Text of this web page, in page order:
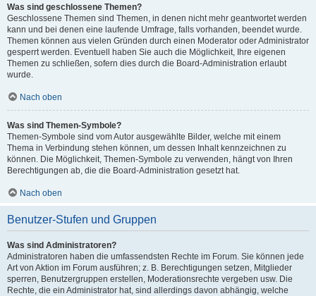
Was sind geschlossene Themen?
Geschlossene Themen sind Themen, in denen nicht mehr geantwortet werden
kann und bei denen eine laufende Umfrage, falls vorhanden, beendet wurde.
Themen können aus vielen Gründen durch einen Moderator oder Administrator
gesperrt werden. Eventuell haben Sie auch die Möglichkeit, Ihre eigenen
Themen zu schließen, sofern dies durch die Board-Administration erlaubt
wurde.
Nach oben
Was sind Themen-Symbole?
Themen-Symbole sind vom Autor ausgewählte Bilder, welche mit einem
Thema in Verbindung stehen können, um dessen Inhalt kennzeichnen zu
können. Die Möglichkeit, Themen-Symbole zu verwenden, hängt von Ihren
Berechtigungen ab, die die Board-Administration gesetzt hat.
Nach oben
Benutzer-Stufen und Gruppen
Was sind Administratoren?
Administratoren haben die umfassendsten Rechte im Forum. Sie können jede
Art von Aktion im Forum ausführen; z. B. Berechtigungen setzen, Mitglieder
sperren, Benutzergruppen erstellen, Moderationsrechte vergeben usw. Die
Rechte, die ein Administrator hat, sind allerdings davon abhängig, welche